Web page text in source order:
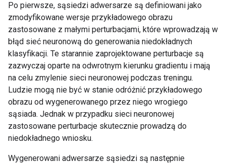
Po pierwsze, sąsiedzi adwersarze są definiowani jako
zmodyfikowane wersje przykładowego obrazu
zastosowane z małymi perturbacjami, które wprowadzają w
błąd sieć neuronową do generowania niedokładnych
klasyfikacji. Te starannie zaprojektowane perturbacje są
zazwyczaj oparte na odwrotnym kierunku gradientu i mają
na celu zmylenie sieci neuronowej podczas treningu.
Ludzie mogą nie być w stanie odróżnić przykładowego
obrazu od wygenerowanego przez niego wrogiego
sąsiada. Jednak w przypadku sieci neuronowej
zastosowane perturbacje skutecznie prowadzą do
niedokładnego wniosku.
Wygenerowani adwersarze sąsiedzi są następnie